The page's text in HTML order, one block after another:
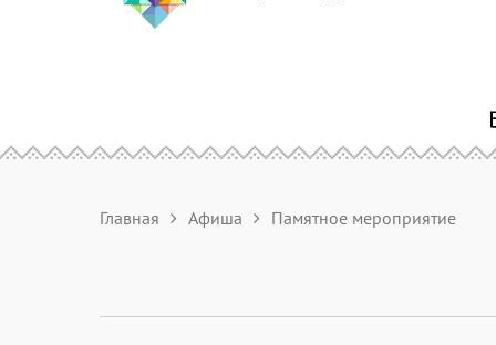
Главная Афиша Памятное мероприятие